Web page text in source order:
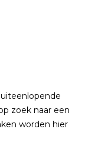
zoek naar een
worden hier